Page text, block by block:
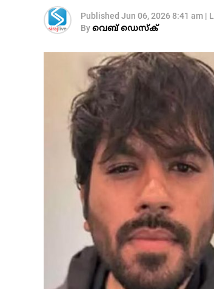
Published Jun 06, 2026 8:41 am |
Byവെബ് ഡെസ്‌ക്